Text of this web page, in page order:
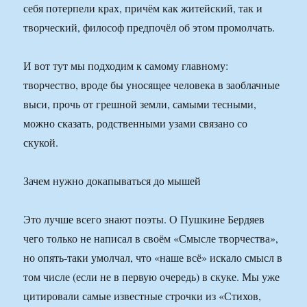
себя потерпели крах, причём как житейский, так и
творческий, философ предпочёл об этом промолчать.
И вот тут мы подходим к самому главному:
творчество, вроде бы уносящее человека в заоблачные
выси, прочь от грешной земли, самыми тесными,
можно сказать, родственными узами связано со
скукой.
Зачем нужно докапываться до мышей
Это лучше всего знают поэты. О Пушкине Бердяев
чего только не написал в своём «Смысле творчества»,
но опять-таки умолчал, что «наше всё» искало смысл в
том числе (если не в первую очередь) в скуке. Мы уже
цитировали самые известные строчки из «Стихов,